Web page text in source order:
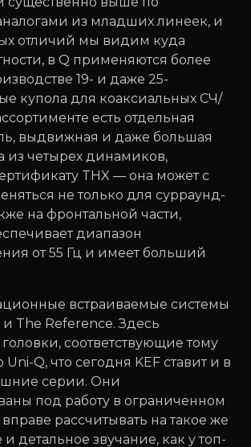
из младших линеек, и
отличий мы видим куда
в Q применяются более
19- и даже 25-
купола для коаксиальных СЧ/
есть отдельная
выдвижная и даже большая
из четырех динамиков,
THX — она может с
не только для сурраунд-
на фронтальной части,
диапазон
от 55 Гц и имеет больший
встраиваемые системы
и The Reference. Здесь
соответствующие тому
Q, что сегодня KEF ставит и в
серии. Они
под работу в ограниченном
рассчитывать на такое же
и детальное звучание, как у топ-